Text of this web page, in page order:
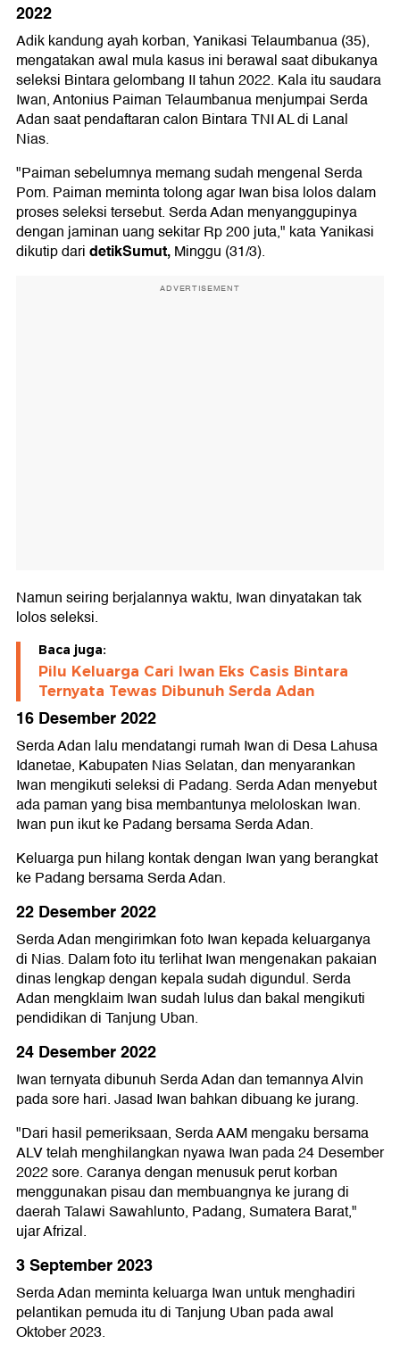
2022
Adik kandung ayah korban, Yanikasi Telaumbanua (35),
mengatakan awal mula kasus ini berawal saat dibukanya
seleksi Bintara gelombang II tahun 2022. Kala itu saudara
Iwan, Antonius Paiman Telaumbanua menjumpai Serda
Adan saat pendaftaran calon Bintara TNI AL di Lanal
Nias.
"Paiman sebelumnya memang sudah mengenal Serda
Pom. Paiman meminta tolong agar Iwan bisa lolos dalam
proses seleksi tersebut. Serda Adan menyanggupinya
dengan jaminan uang sekitar Rp 200 juta," kata Yanikasi
dikutip daridetikSumut,Minggu (31/3).
ADVERTISEMENT
Namun seiring berjalannya waktu, Iwan dinyatakan tak
lolos seleksi.
Baca juga:
Pilu Keluarga Cari Iwan Eks Casis Bintara
Ternyata Tewas Dibunuh Serda Adan
16 Desember 2022
Serda Adan lalu mendatangi rumah Iwan di Desa Lahusa
Idanetae, Kabupaten Nias Selatan, dan menyarankan
Iwan mengikuti seleksi di Padang. Serda Adan menyebut
ada paman yang bisa membantunya meloloskan Iwan.
Iwan pun ikut ke Padang bersama Serda Adan.
Keluarga pun hilang kontak dengan Iwan yang berangkat
ke Padang bersama Serda Adan.
22 Desember 2022
Serda Adan mengirimkan foto Iwan kepada keluarganya
di Nias. Dalam foto itu terlihat Iwan mengenakan pakaian
dinas lengkap dengan kepala sudah digundul. Serda
Adan mengklaim Iwan sudah lulus dan bakal mengikuti
pendidikan di Tanjung Uban.
24 Desember 2022
Iwan ternyata dibunuh Serda Adan dan temannya Alvin
pada sore hari. Jasad Iwan bahkan dibuang ke jurang.
"Dari hasil pemeriksaan, Serda AAM mengaku bersama
ALV telah menghilangkan nyawa Iwan pada 24 Desember
2022 sore. Caranya dengan menusuk perut korban
menggunakan pisau dan membuangnya ke jurang di
daerah Talawi Sawahlunto, Padang, Sumatera Barat,"
ujar Afrizal.
3 September 2023
Serda Adan meminta keluarga Iwan untuk menghadiri
pelantikan pemuda itu di Tanjung Uban pada awal
Oktober 2023.